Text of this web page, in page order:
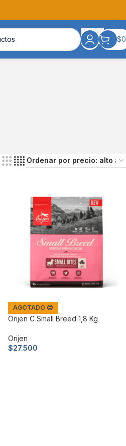
$0
AGOTADO 😔
Orijen C Small Breed 1,8 Kg
Orijen
$27.500